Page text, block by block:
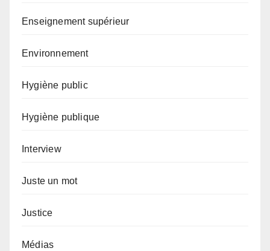
Enseignement supérieur
Environnement
Hygiène public
Hygiène publique
Interview
Juste un mot
Justice
Médias